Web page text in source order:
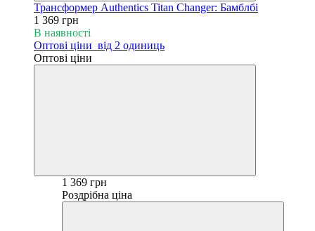
Трансформер Authentics Titan Changer: Бамблбі
1 369 грн
В наявності
Оптові ціни від 2 одиниць
Оптові ціни
1 369 грн
Роздрібна ціна